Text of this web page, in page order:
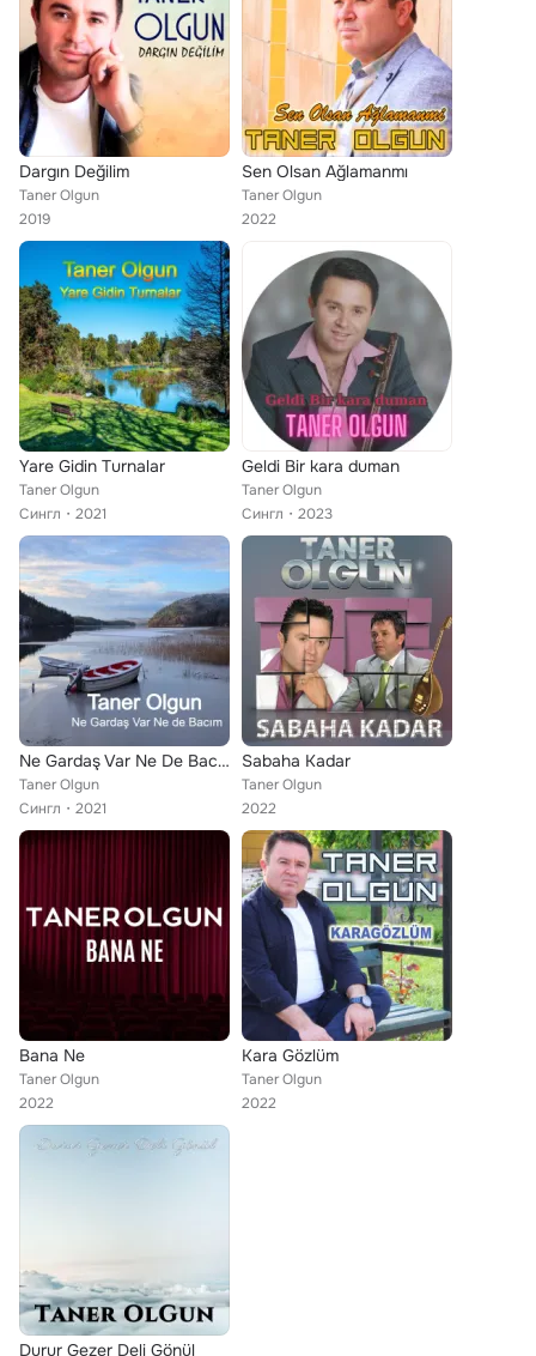
Dargın Değilim
Taner Olgun
2019
Sen Olsan Ağlamanmı
Taner Olgun
2022
Yare Gidin Turnalar
Taner Olgun
Сингл
2021
Geldi Bir kara duman
Taner Olgun
Сингл
2023
Ne Gardaş Var Ne De Bacım
Taner Olgun
Сингл
2021
Sabaha Kadar
Taner Olgun
2022
Bana Ne
Taner Olgun
2022
Kara Gözlüm
Taner Olgun
2022
Durur Gezer Deli Gönül